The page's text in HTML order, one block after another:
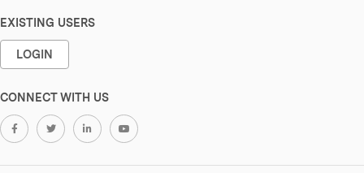
EXISTING USERS
LOGIN
CONNECT WITH US